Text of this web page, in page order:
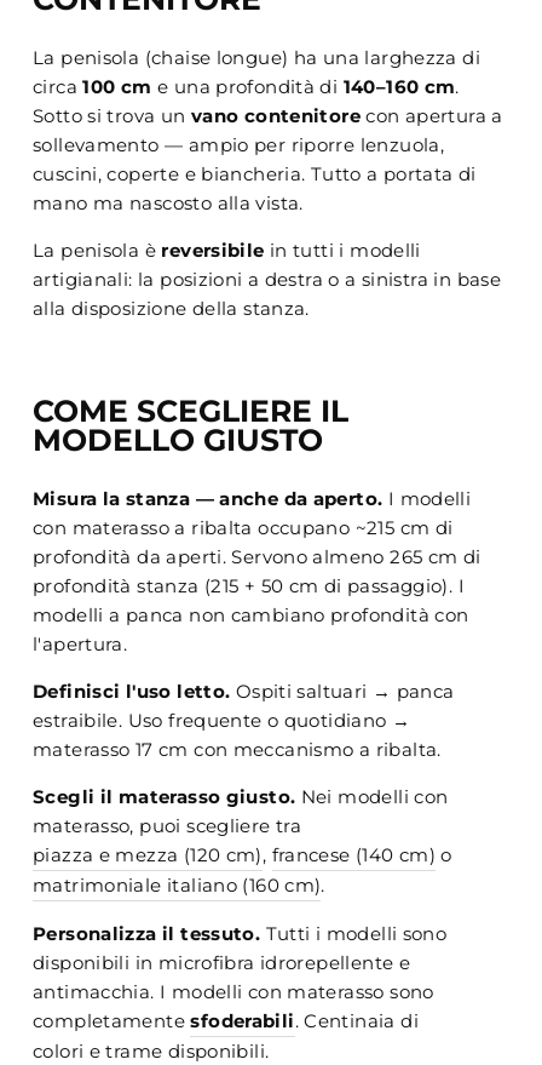
La penisola (chaise longue) ha una larghezza di
circa100 cm e una profondità di 140–160 cm.
Sotto si trova un vano contenitore con apertura a
sollevamento — ampio per riporre lenzuola,
cuscini, coperte e biancheria. Tutto a portata di
mano ma nascosto alla vista.
La penisola è reversibile in tutti i modelli
artigianali: la posizioni a destra o a sinistra in base
alla disposizione della stanza.
COME SCEGLIERE IL
MODELLO GIUSTO
Misura la stanza — anche da aperto. I modelli
con materasso a ribalta occupano ~215 cm di
profondità da aperti. Servono almeno 265 cm di
profondità stanza (215 + 50 cm di passaggio). I
modelli a panca non cambiano profondità con
l'apertura.
Definisci l'uso letto. Ospiti saltuari → panca
estraibile. Uso frequente o quotidiano →
materasso 17 cm con meccanismo a ribalta.
Scegli il materasso giusto. Nei modelli con
materasso, puoi scegliere tra
piazza e mezza (120 cm), francese (140 cm) o
matrimoniale italiano (160 cm).
Personalizza il tessuto. Tutti i modelli sono
disponibili in microfibra idrorepellente e
antimacchia. I modelli con materasso sono
completamentesfoderabili. Centinaia di
colori e trame disponibili.